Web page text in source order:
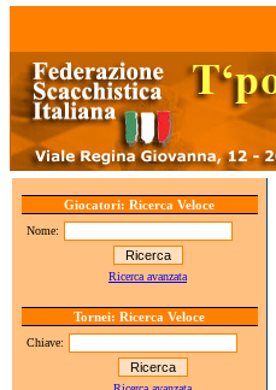
Giocatori: Ricerca Veloce
Nome:
Ricerca avanzata
Tornei: Ricerca Veloce
Chiave: